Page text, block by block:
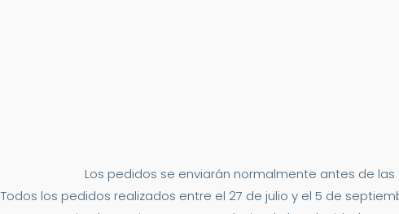
Los pedidos se enviarán normalmente antes de las
Todos los pedidos realizados entre el 27 de julio y el 5 de